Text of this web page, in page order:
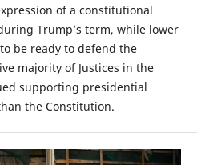
of a constitutional
Trump’s term, while lower
be ready to defend the
majority of Justices in the
supporting presidential
the Constitution.